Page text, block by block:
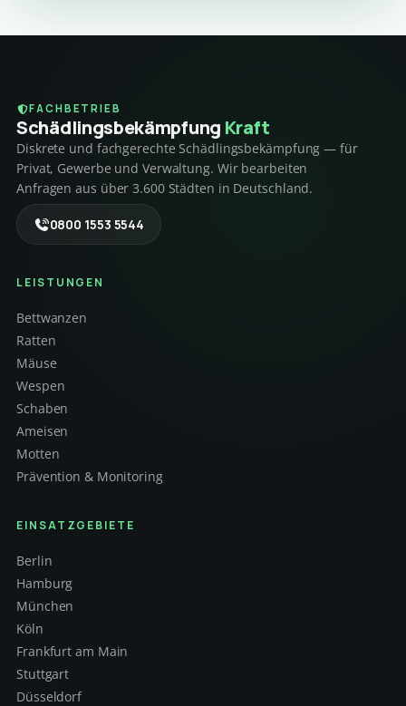
FACHBETRIEB
Schädlings­bekämpfung Kraft
Diskrete und fachgerechte Schädlingsbekämpfung — für
Privat, Gewerbe und Verwaltung. Wir bearbeiten
Anfragen aus über 3.600 Städten in Deutschland.
0800 1553 5544
LEISTUNGEN
Bettwanzen
Ratten
Mäuse
Wespen
Schaben
Ameisen
Motten
Prävention & Monitoring
EINSATZGEBIETE
Berlin
Hamburg
München
Köln
Frankfurt am Main
Stuttgart
Düsseldorf